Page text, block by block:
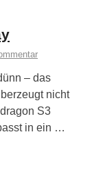
– das
nicht
S3
in ein …